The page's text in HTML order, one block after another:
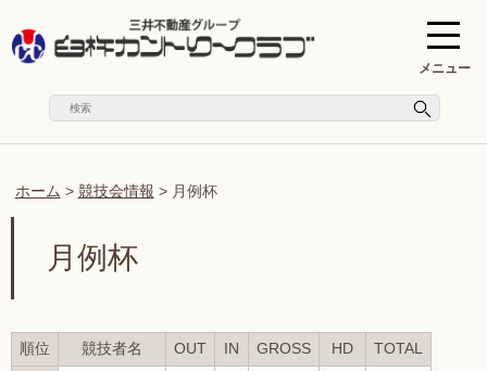
メニュー
ホーム > 競技会情報 > 月例杯
月例杯
順位 競技者名 OUT IN GROSS HD TOTAL